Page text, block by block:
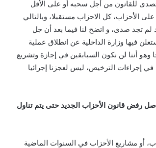
للقانون من أجل سحبه أو على الأقل
الأحزاب، كل الاحزاب مستقبلا، وبالتالي
لم تجد صدى، و اتضح لنا فيما بعد أن جل
فيها وزارة الداخلية عن انطلاق عملية
وهو أننا لن نكون السبابقين في إجازة وتشريع
في إجراءات الترخيص، ليس لعجزنا إجرائيا
رفض قانون الأحزاب الجديد حتى يتم تناول
أو مشاريع الأحزاب في السنوات الماضية